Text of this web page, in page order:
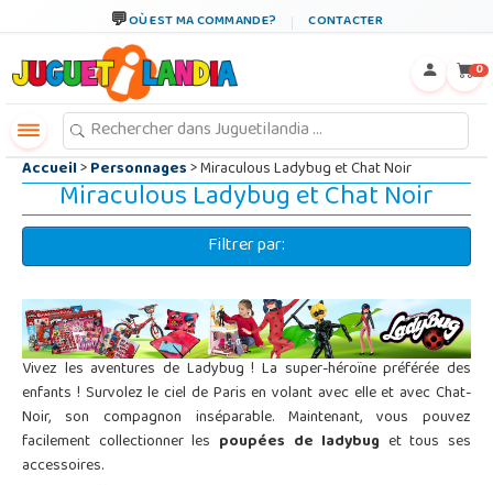
OÙ EST MA COMMANDE? CONTACTER
0
Accueil>Personnages> Miraculous Ladybug et Chat Noir
Miraculous Ladybug et Chat Noir
Filtrer par:
Vivez les aventures de Ladybug ! La super-héroïne préférée des
enfants ! Survolez le ciel de Paris en volant avec elle et avec Chat-
Noir, son compagnon inséparable. Maintenant, vous pouvez
facilement collectionner les poupées de ladybug et tous ses
accessoires.